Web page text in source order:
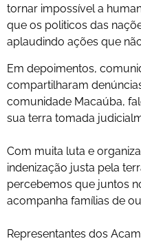
tornar impossível a
que os politicos das
aplaudindo ações que
Em depoimentos,
compartilharam
comunidade Macaúba,
sua terra tomada
Com muita luta e
indenização justa pela
percebemos que juntos
acompanha famílias de
Representantes dos